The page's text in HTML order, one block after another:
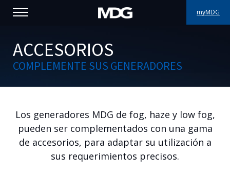
myMDG
ASISTENCIA
PORFOLIO
ACERCA DE MDG
DÓNDE COMPRAR
ACCESORIOS
COMPLEMENTE SUS GENERADORES
Los generadores MDG de fog, haze y low fog,
pueden ser complementados con una gama
de accesorios, para adaptar su utilización a
sus requerimientos precisos.